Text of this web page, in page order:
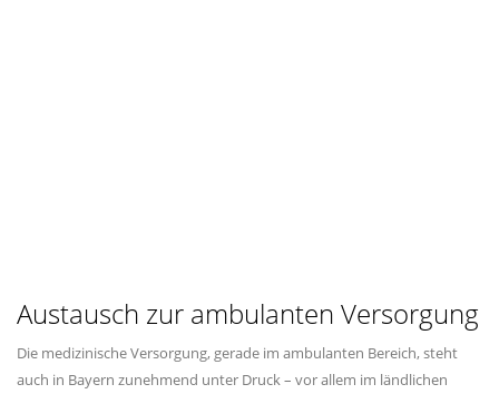
Austausch zur ambulanten Versorgung
Die medizinische Versorgung, gerade im ambulanten Bereich, steht
auch in Bayern zunehmend unter Druck – vor allem im ländlichen